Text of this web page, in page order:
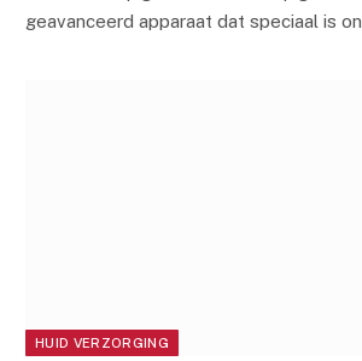
geavanceerd apparaat dat speciaal is
HUID VERZORGING